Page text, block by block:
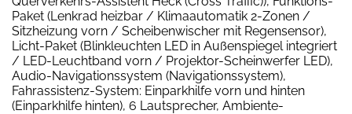
Paket (Lenkrad heizbar / Klimaautomatik 2-Zonen /
Sitzheizung vorn / Scheibenwischer mit Regensensor),
Licht-Paket (Blinkleuchten LED in Außenspiegel integriert
/ LED-Leuchtband vorn / Projektor-Scheinwerfer LED),
Audio-Navigationssystem (Navigationssystem),
Fahrassistenz-System: Einparkhilfe vorn und hinten
(Einparkhilfe hinten), 6 Lautsprecher, Ambiente-